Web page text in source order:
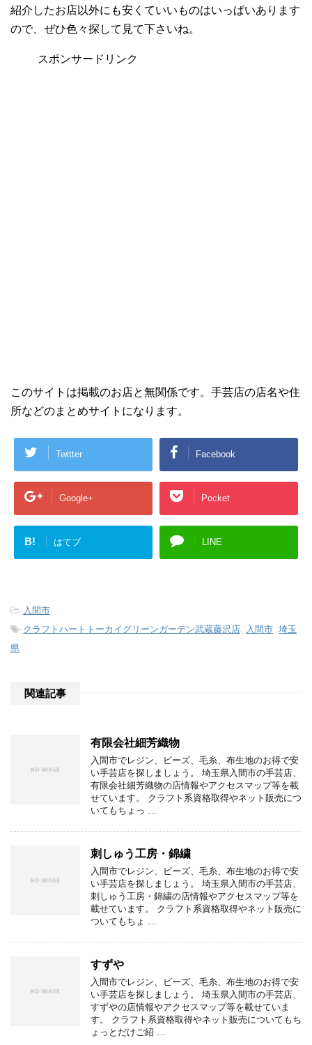
紹介したお店以外にも安くていいものはいっぱいあります
ので、ぜひ色々探して見て下さいね。
スポンサードリンク
このサイトは掲載のお店と無関係です。手芸店の店名や住
所などのまとめサイトになります。
Twitter Facebook
Google+ Pocket
B! はてブ LINE
- 入間市
-クラフトハートトーカイグリーンガーデン武蔵藤沢店 入間市 埼玉
県
関連記事
有限会社細芳織物
入間市でレジン、ビーズ、毛糸、布生地のお得で安
い手芸店を探しましょう。 埼玉県入間市の手芸店、
有限会社細芳織物の店情報やアクセスマップ等を載
せています。 クラフト系資格取得やネット販売につ
いてもちょっ …
刺しゅう工房・錦繍
入間市でレジン、ビーズ、毛糸、布生地のお得で安
い手芸店を探しましょう。 埼玉県入間市の手芸店、
刺しゅう工房・錦繍の店情報やアクセスマップ等を
載せています。 クラフト系資格取得やネット販売に
ついてもちょ …
すずや
入間市でレジン、ビーズ、毛糸、布生地のお得で安
い手芸店を探しましょう。 埼玉県入間市の手芸店、
すずやの店情報やアクセスマップ等を載せていま
す。 クラフト系資格取得やネット販売についてもち
ょっとだけご紹 …